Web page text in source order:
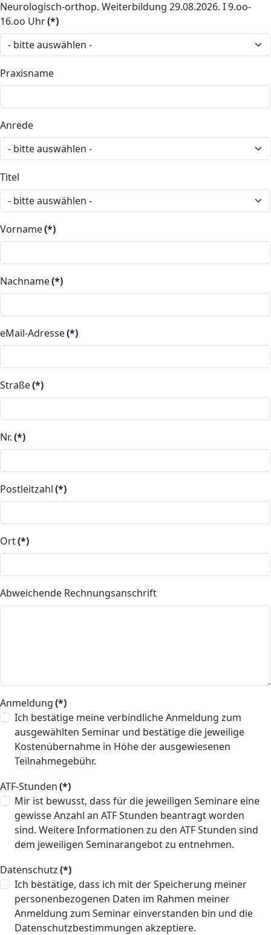
Neurologisch-orthop. Weiterbildung 29.08.2026. I 9.oo-
16.oo Uhr(*)
Praxisname
Anrede
Titel
Vorname(*)
Nachname(*)
eMail-Adresse(*)
Straße(*)
Nr.(*)
Postleitzahl(*)
Ort(*)
Abweichende Rechnungsanschrift
Anmeldung(*)
Ich bestätige meine verbindliche Anmeldung zum
ausgewählten Seminar und bestätige die jeweilige
Kostenübernahme in Höhe der ausgewiesenen
Teilnahmegebühr.
ATF-Stunden(*)
Mir ist bewusst, dass für die jeweiligen Seminare eine
gewisse Anzahl an ATF Stunden beantragt worden
sind. Weitere Informationen zu den ATF Stunden sind
dem jeweiligen Seminarangebot zu entnehmen.
Datenschutz(*)
Ich bestätige, dass ich mit der Speicherung meiner
personenbezogenen Daten im Rahmen meiner
Anmeldung zum Seminar einverstanden bin und die
Datenschutzbestimmungen akzeptiere.